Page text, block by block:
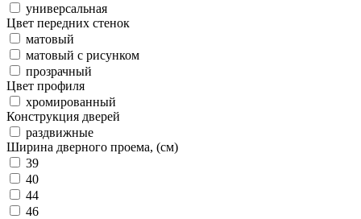
универсальная
Цвет передних стенок
матовый
матовый с рисунком
прозрачный
Цвет профиля
хромированный
Конструкция дверей
раздвижные
Ширина дверного проема, (см)
39
40
44
46